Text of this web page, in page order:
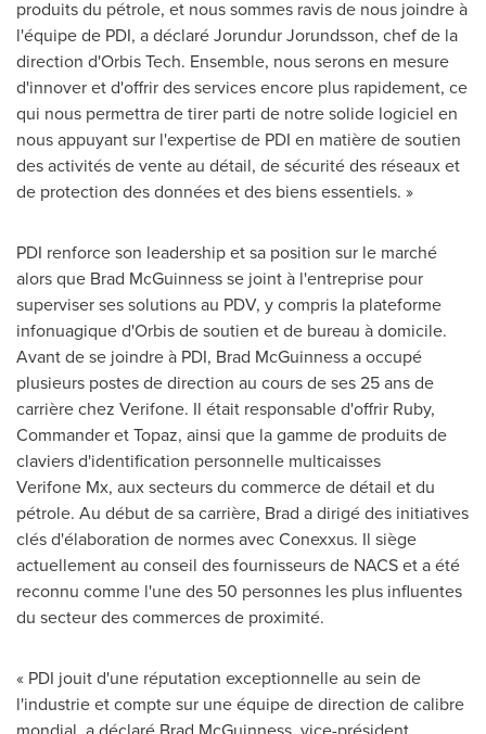
produits du pétrole, et nous sommes ravis de nous joindre à
l'équipe de PDI, a déclaré Jorundur Jorundsson, chef de la
direction d'Orbis Tech. Ensemble, nous serons en mesure
d'innover et d'offrir des services encore plus rapidement, ce
qui nous permettra de tirer parti de notre solide logiciel en
nous appuyant sur l'expertise de PDI en matière de soutien
des activités de vente au détail, de sécurité des réseaux et
de protection des données et des biens essentiels. »
PDI renforce son leadership et sa position sur le marché
alors que Brad McGuinness se joint à l'entreprise pour
superviser ses solutions au PDV, y compris la plateforme
infonuagique d'Orbis de soutien et de bureau à domicile.
Avant de se joindre à PDI, Brad McGuinness a occupé
plusieurs postes de direction au cours de ses 25 ans de
carrière chez Verifone. Il était responsable d'offrir Ruby,
Commander et Topaz, ainsi que la gamme de produits de
claviers d'identification personnelle multicaisses
Verifone Mx, aux secteurs du commerce de détail et du
pétrole. Au début de sa carrière, Brad a dirigé des initiatives
clés d'élaboration de normes avec Conexxus. Il siège
actuellement au conseil des fournisseurs de NACS et a été
reconnu comme l'une des 50 personnes les plus influentes
du secteur des commerces de proximité.
« PDI jouit d'une réputation exceptionnelle au sein de
l'industrie et compte sur une équipe de direction de calibre